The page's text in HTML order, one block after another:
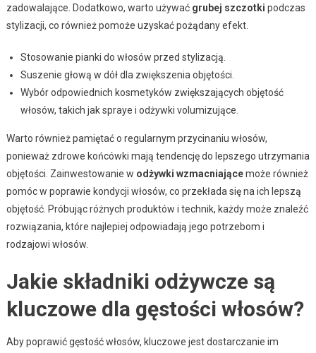
zadowalające. Dodatkowo, warto używać grubej szczotki podczas
stylizacji, co również pomoże uzyskać pożądany efekt.
Stosowanie pianki do włosów przed stylizacją.
Suszenie głową w dół dla zwiększenia objętości.
Wybór odpowiednich kosmetyków zwiększających objętość
włosów, takich jak spraye i odżywki volumizujące.
Warto również pamiętać o regularnym przycinaniu włosów,
ponieważ zdrowe końcówki mają tendencję do lepszego utrzymania
objętości. Zainwestowanie w odżywki wzmacniającemoże również
pomóc w poprawie kondycji włosów, co przekłada się na ich lepszą
objętość. Próbując różnych produktów i technik, każdy może znaleźć
rozwiązania, które najlepiej odpowiadają jego potrzebom i
rodzajowi włosów.
Jakie składniki odżywcze są
kluczowe dla gęstości włosów?
Aby poprawić gęstość włosów, kluczowe jest dostarczanie im